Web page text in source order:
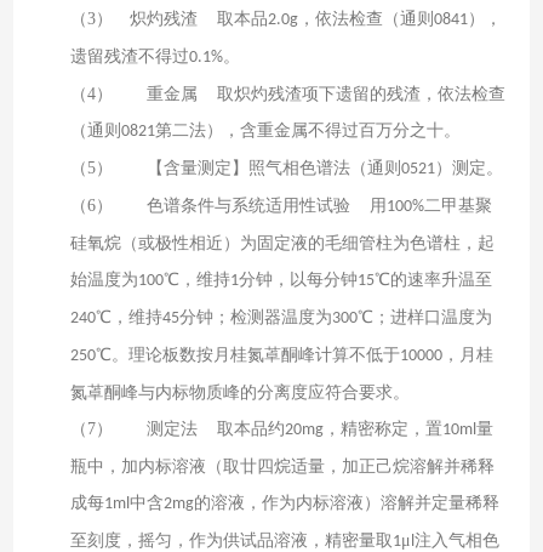
（3） 炽灼残渣 取本品2.0g，依法检查（通则 0841），
遗留残渣不得过0.1%。
（4） 重金属
取炽灼残渣项下遗留的残渣，依法检查
（通则 0821第二法），含重金属不得过百万分之十。
（5） 【含量测定】照气相色谱法（通则 0521）测定。
（6） 色谱条件与系统适用性试验 用 100%二甲基聚
硅氧烷（或极性相近）为固定液的毛细管柱为色谱柱，起
始温度为100℃，维持1分钟，以每分钟15℃的速率升温至
240℃，维持45分钟；检测器温度为300℃；进样口温度为
250℃。理论板数按月桂氮䓬酮峰计算不低于10000，月桂
氮䓬酮峰与内标物质峰的分离度应符合要求。
（7）
测定法 取本品约20mg，精密称定，置10ml量
瓶中，加内标溶液（取廿四烷适量，加正己烷溶解并稀释
成每1ml中含2mg的溶液，作为内标溶液）溶解并定量稀释
至刻度，摇匀，作为供试品溶液，精密量取 1μ 注入气相色